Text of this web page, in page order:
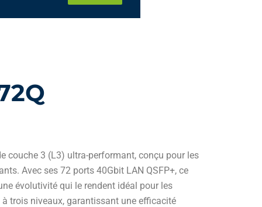
couche 3 (L3) ultra-performant, conçu pour les
Avec ses 72 ports 40Gbit LAN QSFP+, ce
évolutivité qui le rendent idéal pour les
trois niveaux, garantissant une efficacité